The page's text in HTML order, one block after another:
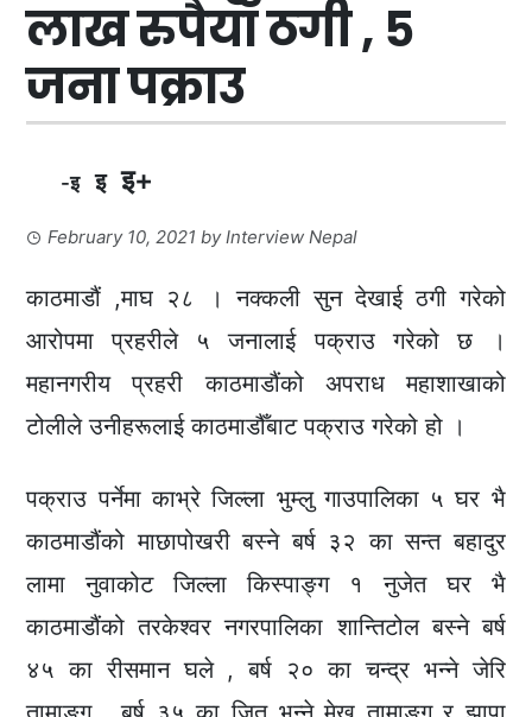
लाख रुपैयाँ ठगी , ५
जना पक्राउ
-इ इ इ+
February 10, 2021 byInterview Nepal
काठमाडौं ,माघ २८ । नक्कली सुन देखाई ठगी गरेको
आरोपमा प्रहरीले ५ जनालाई पक्राउ गरेको छ ।
महानगरीय प्रहरी काठमाडौंको अपराध महाशाखाको
टोलीले उनीहरूलाई काठमाडौँबाट पक्राउ गरेको हो ।
पक्राउ पर्नेमा काभ्रे जिल्ला भुम्लु गाउपालिका ५ घर भै
काठमाडौंको माछापोखरी बस्ने बर्ष ३२ का सन्त बहादुर
लामा नुवाकोट जिल्ला किस्पाङ्ग १ नुजेत घर भै
काठमाडौंको तरकेश्वर नगरपालिका शान्तिटोल बस्ने बर्ष
४५ का रीसमान घले , बर्ष २० का चन्द्र भन्ने जेरि